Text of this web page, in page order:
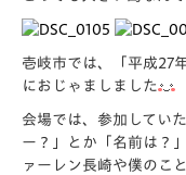
壱岐市では、「平成27
におじゃましました
会場では、参加してい
ー？」とか「名前は？
ァーレン長崎や僕のこ